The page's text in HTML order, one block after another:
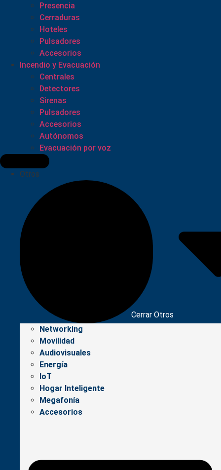
Presencia
Cerraduras
Hoteles
Pulsadores
Accesorios
Incendio y Evacuación
Centrales
Detectores
Sirenas
Pulsadores
Accesorios
Autónomos
Evacuación por voz
Otros
Cerrar Otros
Networking
Movilidad
Audiovisuales
Energía
IoT
Hogar Inteligente
Megafonía
Accesorios